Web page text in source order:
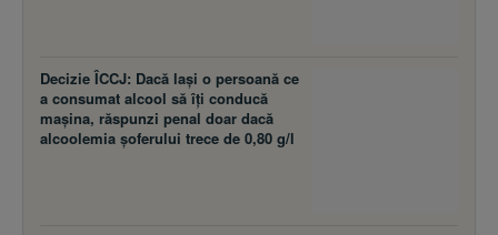
Decizie ÎCCJ: Dacă laşi o persoană ce
a consumat alcool să îţi conducă
maşina, răspunzi penal doar dacă
alcoolemia şoferului trece de 0,80 g/l